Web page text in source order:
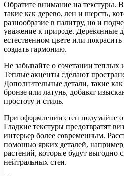
Обратите внимание на текстуры.
такие как дерево, лен и шерсть,
разнообразие в палитру, но и
уважение к природе. Деревянные
естественном цвете или
создать гармонию.
Не забывайте о сочетании теплых
Теплые акценты сделают
Дополнительные детали, такие
бронзе или латунь, добавят
простоту и стиль.
При оформлении стен подумайте
Гладкие текстуры предотвратят
интерьер более современным.
помощью ярких деталей,
растений, которые будут выгодно
нейтральных стен.